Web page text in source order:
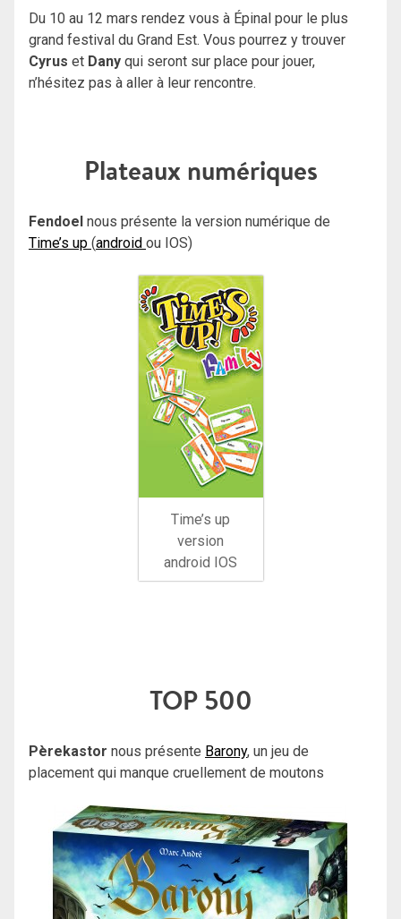
Du 10 au 12 mars rendez vous à Épinal pour le plus
grand festival du Grand Est. Vous pourrez y trouver
Cyrus et Dany qui seront sur place pour jouer,
n’hésitez pas à aller à leur rencontre.
Plateaux numériques
Fendoel nous présente la version numérique de
Time’s up (android ou IOS)
Time’s up
version
android IOS
TOP 500
Pèrekastor nous présente Barony, un jeu de
placement qui manque cruellement de moutons